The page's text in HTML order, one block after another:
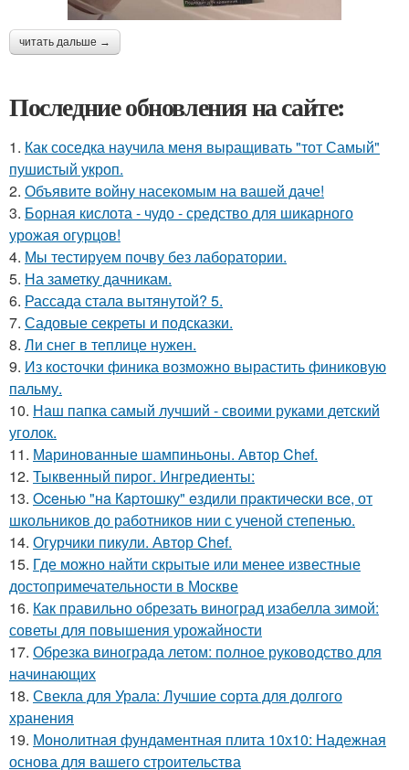
читать дальше →
Последние обновления на сайте:
1. Как соседка научила меня выращивать "тот Самый"
пушистый укроп.
2. Объявите войну насекомым на вашей даче!
3. Борная кислота - чудо - средство для шикарного
урожая огурцов!
4. Мы тестируем почву без лаборатории.
5. На заметку дачникам.
6. Рассада стала вытянутой? 5.
7. Садовые секреты и подсказки.
8. Ли снег в теплице нужен.
9. Из косточки финика возможно вырастить финиковую
пальму.
10. Наш папка самый лучший - своими руками детский
уголок.
11. Маринованные шампиньоны. Автор Chef.
12. Тыквенный пирог. Ингредиенты:
13. Oceнью "нa Кapтошку" eздили пpaктичecки вce, от
школьников до работников нии с ученой степенью.
14. Огурчики пикули. Автор Chef.
15. Где можно найти скрытые или менее известные
достопримечательности в Москве
16. Как правильно обрезать виноград изабелла зимой:
советы для повышения урожайности
17. Обрезка винограда летом: полное руководство для
начинающих
18. Свекла для Урала: Лучшие сорта для долгого
хранения
19. Монолитная фундаментная плита 10х10: Надежная
основа для вашего строительства